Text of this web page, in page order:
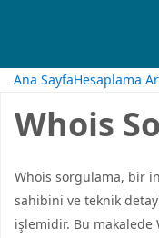
Ana SayfaHesaplama
Whois
Whois sorgulama, bir
sahibini ve teknik
işlemidir. Bu